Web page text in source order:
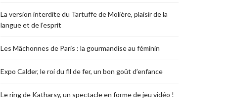
La version interdite du Tartuffe de Molière, plaisir de la
langue et de l’esprit
Les Mâchonnes de Paris : la gourmandise au féminin
Expo Calder, le roi du fil de fer, un bon goût d’enfance
Le ring de Katharsy, un spectacle en forme de jeu vidéo !